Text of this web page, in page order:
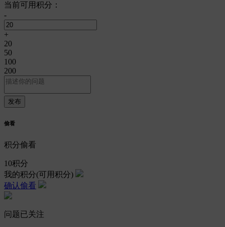
当前可用积分：
-
+
20
50
100
200
偷看
积分偷看
10积分
我的积分(可用积分)
确认偷看
问题已关注